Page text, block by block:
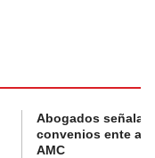
Abogados
convenios ente
AMC